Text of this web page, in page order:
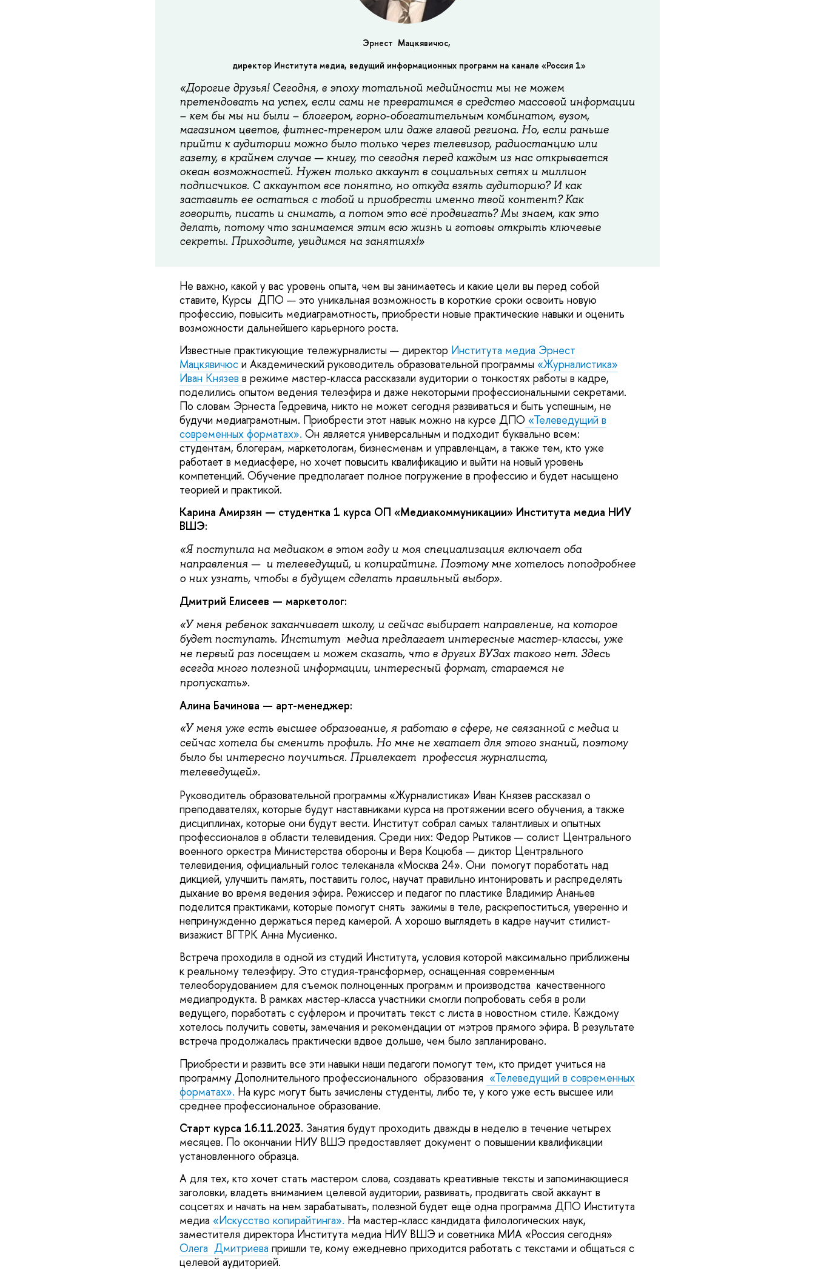
Эрнест Мацкявичюс,
директор Института медиа, ведущий информационных программ на канале «Россия 1»
«Дорогие друзья! Сегодня, в эпоху тотальной медийности мы не можем
претендовать на успех, если сами не превратимся в средство массовой информации
– кем бы мы ни были – блогером, горно-обогатительным комбинатом, вузом,
магазином цветов, фитнес-тренером или даже главой региона. Но, если раньше
прийти к аудитории можно было только через телевизор, радиостанцию или
газету, в крайнем случае — книгу, то сегодня перед каждым из нас открывается
океан возможностей. Нужен только аккаунт в социальных сетях и миллион
подписчиков. С аккаунтом все понятно, но откуда взять аудиторию? И как
заставить ее остаться с тобой и приобрести именно твой контент? Как
говорить, писать и снимать, а потом это всё продвигать? Мы знаем, как это
делать, потому что занимаемся этим всю жизнь и готовы открыть ключевые
секреты. Приходите, увидимся на занятиях!»
Не важно, какой у вас уровень опыта, чем вы занимаетесь и какие цели вы перед собой
ставите, Курсы ДПО — это уникальная возможность в короткие сроки освоить новую
профессию, повысить медиаграмотность, приобрести новые практические навыки и оценить
возможности дальнейшего карьерного роста.
Известные практикующие тележурналисты — директор Института медиа Эрнест
Мацкявичюс и Академический руководитель образовательной программы «Журналистика»
Иван Князев в режиме мастер-класса рассказали аудитории о тонкостях работы в кадре,
поделились опытом ведения телеэфира и даже некоторыми профессиональными секретами.
По словам Эрнеста Гедревича, никто не может сегодня развиваться и быть успешным, не
будучи медиаграмотным. Приобрести этот навык можно на курсе ДПО «Телеведущий в
современных форматах». Он является универсальным и подходит буквально всем:
студентам, блогерам, маркетологам, бизнесменам и управленцам, а также тем, кто уже
работает в медиасфере, но хочет повысить квалификацию и выйти на новый уровень
компетенций. Обучение предполагает полное погружение в профессию и будет насыщено
теорией и практикой.
Карина Амирзян — студентка 1 курса ОП «Медиакоммуникации» Института медиа НИУ
ВШЭ:
«Я поступила на медиаком в этом году и моя специализация включает оба
направления — и телеведущий, и копирайтинг. Поэтому мне хотелось поподробнее
о них узнать, чтобы в будущем сделать правильный выбор».
Дмитрий Елисеев — маркетолог:
«У меня ребенок заканчивает школу, и сейчас выбирает направление, на которое
будет поступать. Институт медиа предлагает интересные мастер-классы, уже
не первый раз посещаем и можем сказать, что в других ВУЗах такого нет. Здесь
всегда много полезной информации, интересный формат, стараемся не
пропускать».
Алина Бачинова — арт-менеджер:
«У меня уже есть высшее образование, я работаю в сфере, не связанной с медиа и
сейчас хотела бы сменить профиль. Но мне не хватает для этого знаний, поэтому
было бы интересно поучиться. Привлекает профессия журналиста,
телеведущей».
Руководитель образовательной программы «Журналистика» Иван Князев рассказал о
преподавателях, которые будут наставниками курса на протяжении всего обучения, а также
дисциплинах, которые они будут вести. Институт собрал самых талантливых и опытных
профессионалов в области телевидения. Среди них: Федор Рытиков — солист Центрального
военного оркестра Министерства обороны и Вера Коцюба — диктор Центрального
телевидения, официальный голос телеканала «Москва 24». Они помогут поработать над
дикцией, улучшить память, поставить голос, научат правильно интонировать и распределять
дыхание во время ведения эфира. Режиссер и педагог по пластике Владимир Ананьев
поделится практиками, которые помогут снять зажимы в теле, раскрепоститься, уверенно и
непринужденно держаться перед камерой. А хорошо выглядеть в кадре научит стилист-
визажист ВГТРК Анна Мусиенко.
Встреча проходила в одной из студий Института, условия которой максимально приближены
к реальному телеэфиру. Это студия-трансформер, оснащенная современным
телеоборудованием для съемок полноценных программ и производства качественного
медиапродукта. В рамках мастер-класса участники смогли попробовать себя в роли
ведущего, поработать с суфлером и прочитать текст с листа в новостном стиле. Каждому
хотелось получить советы, замечания и рекомендации от мэтров прямого эфира. В результате
встреча продолжалась практически вдвое дольше, чем было запланировано.
Приобрести и развить все эти навыки наши педагоги помогут тем, кто придет учиться на
программу Дополнительного профессионального образования «Телеведущий в современных
форматах». На курс могут быть зачислены студенты, либо те, у кого уже есть высшее или
среднее профессиональное образование.
Старт курса 16.11.2023. Занятия будут проходить дважды в неделю в течение четырех
месяцев. По окончании НИУ ВШЭ предоставляет документ о повышении квалификации
установленного образца.
А для тех, кто хочет стать мастером слова, создавать креативные тексты и запоминающиеся
заголовки, владеть вниманием целевой аудитории, развивать, продвигать свой аккаунт в
соцсетях и начать на нем зарабатывать, полезной будет ещё одна программа ДПО Института
медиа «Искусство копирайтинга». На мастер-класс кандидата филологических наук,
заместителя директора Института медиа НИУ ВШЭ и советника МИА «Россия сегодня»
Олега Дмитриева пришли те, кому ежедневно приходится работать с текстами и общаться с
целевой аудиторией.